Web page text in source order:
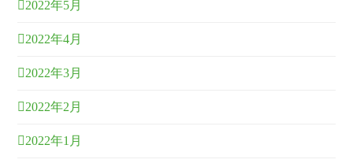
2022年5月
2022年4月
2022年3月
2022年2月
2022年1月